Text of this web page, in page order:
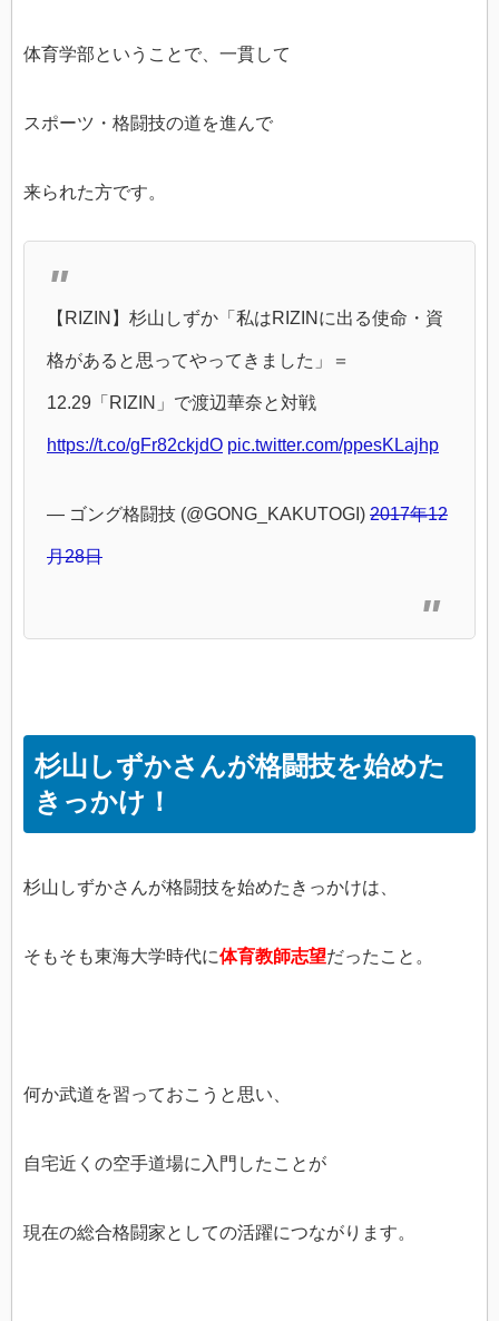
体育学部ということで、一貫して
スポーツ・格闘技の道を進んで
来られた方です。
【RIZIN】杉山しずか「私はRIZINに出る使命・資
格があると思ってやってきました」＝
12.29「RIZIN」で渡辺華奈と対戦
https://t.co/gFr82ckjdO pic.twitter.com/ppesKLajhp
— ゴング格闘技 (@GONG_KAKUTOGI) 2017年12
月28日
杉山しずかさんが格闘技を始めた
きっかけ！
杉山しずかさんが格闘技を始めたきっかけは、
そもそも東海大学時代に体育教師志望だったこと。
何か武道を習っておこうと思い、
自宅近くの空手道場に入門したことが
現在の総合格闘家としての活躍につながります。